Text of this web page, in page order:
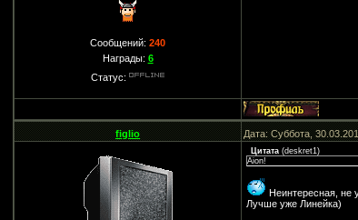
Сообщений:240
Награды: 6
Статус:
figlio Дата: Суббота,
Цитата (deskret1)
Aion!
Неинтересная, не
Лучше уже Линейка)